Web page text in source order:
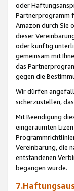
oder
Partnerprogramm
Amazon durch Sie
dieser
oder künftig
gemeinsam mit
das
gegen die
Wir dürfen
sicherzustellen,
Mit Beendigung
eingeräumten
Vereinbarung, die
entstandenen
begangen wurde.